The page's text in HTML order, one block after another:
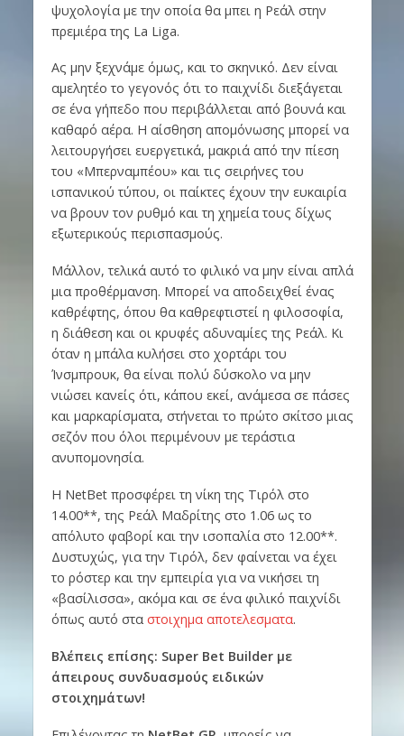
ψυχολογία με την οποία θα μπει η Ρεάλ στην
πρεμιέρα της La Liga.
Ας μην ξεχνάμε όμως, και το σκηνικό. Δεν είναι
αμελητέο το γεγονός ότι το παιχνίδι διεξάγεται
σε ένα γήπεδο που περιβάλλεται από βουνά και
καθαρό αέρα. Η αίσθηση απομόνωσης μπορεί να
λειτουργήσει ευεργετικά, μακριά από την πίεση
του «Μπερναμπέου» και τις σειρήνες του
ισπανικού τύπου, οι παίκτες έχουν την ευκαιρία
να βρουν τον ρυθμό και τη χημεία τους δίχως
εξωτερικούς περισπασμούς.
Μάλλον, τελικά αυτό το φιλικό να μην είναι απλά
μια προθέρμανση. Μπορεί να αποδειχθεί ένας
καθρέφτης, όπου θα καθρεφτιστεί η φιλοσοφία,
η διάθεση και οι κρυφές αδυναμίες της Ρεάλ. Κι
όταν η μπάλα κυλήσει στο χορτάρι του
Ίνσμπρουκ, θα είναι πολύ δύσκολο να μην
νιώσει κανείς ότι, κάπου εκεί, ανάμεσα σε πάσες
και μαρκαρίσματα, στήνεται το πρώτο σκίτσο μιας
σεζόν που όλοι περιμένουν με τεράστια
ανυπομονησία.
Η NetBet προσφέρει τη νίκη της Τιρόλ στο
14.00**, της Ρεάλ Μαδρίτης στο 1.06 ως το
απόλυτο φαβορί και την ισοπαλία στο 12.00**.
Δυστυχώς, για την Τιρόλ, δεν φαίνεται να έχει
το ρόστερ και την εμπειρία για να νικήσει τη
«βασίλισσα», ακόμα και σε ένα φιλικό παιχνίδι
όπως αυτό στα στοιχημα αποτελεσματα.
Βλέπεις επίσης: Super Bet Builder με
άπειρους συνδυασμούς ειδικών
στοιχημάτων!